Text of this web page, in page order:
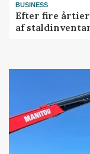
BUSINESS
Efter fire
af